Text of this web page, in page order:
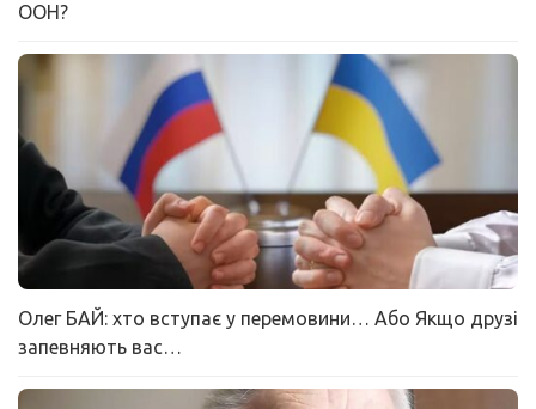
ООН?
Олег БАЙ: хто вступає у перемовини… Або Якщо друзі
запевняють вас…